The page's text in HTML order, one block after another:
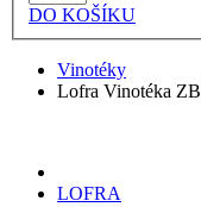
DO KOŠÍKU
Vinotéky
Lofra Vinotéka
LOFRA